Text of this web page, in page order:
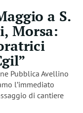
a S.
Morsa:
Pubblica Avellino
l’immediato
di cantiere